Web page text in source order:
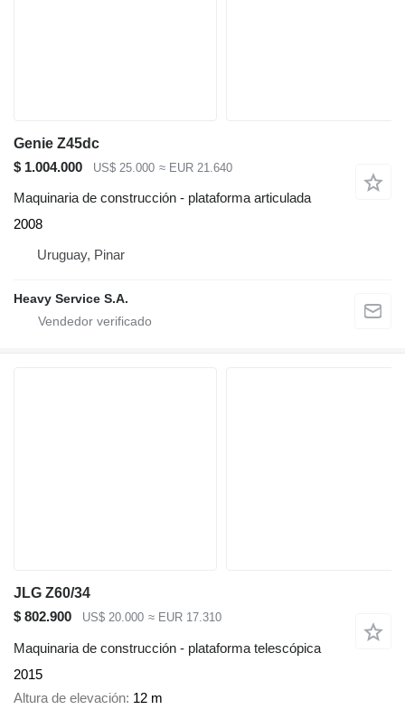
Genie Z45dc
$ 1.004.000
US$ 25.000 ≈ EUR 21.640
Maquinaria de construcción - plataforma articulada
2008
Uruguay, Pinar
Heavy Service S.A.
JLG Z60/34
$ 802.900
US$ 20.000 ≈ EUR 17.310
Maquinaria de construcción - plataforma telescópica
2015
Altura de elevación 12 m